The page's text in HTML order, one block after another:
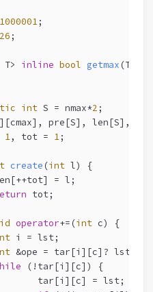
1000001;
26 ;
T> inline bool getmax (T&
int S = nmax*2 ;
pre[S], len[S],
1, tot = 1;
create (int l)
{
len[++tot] = l;
tot;
operator+=(int c) {
i = lst;
&ope = tar[i][c]? lst:
(!tar[i][c]) {
			tar[i][c] = lst;